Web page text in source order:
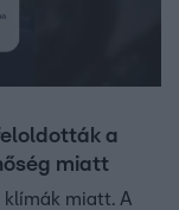
a
miatt
klímák miatt. A